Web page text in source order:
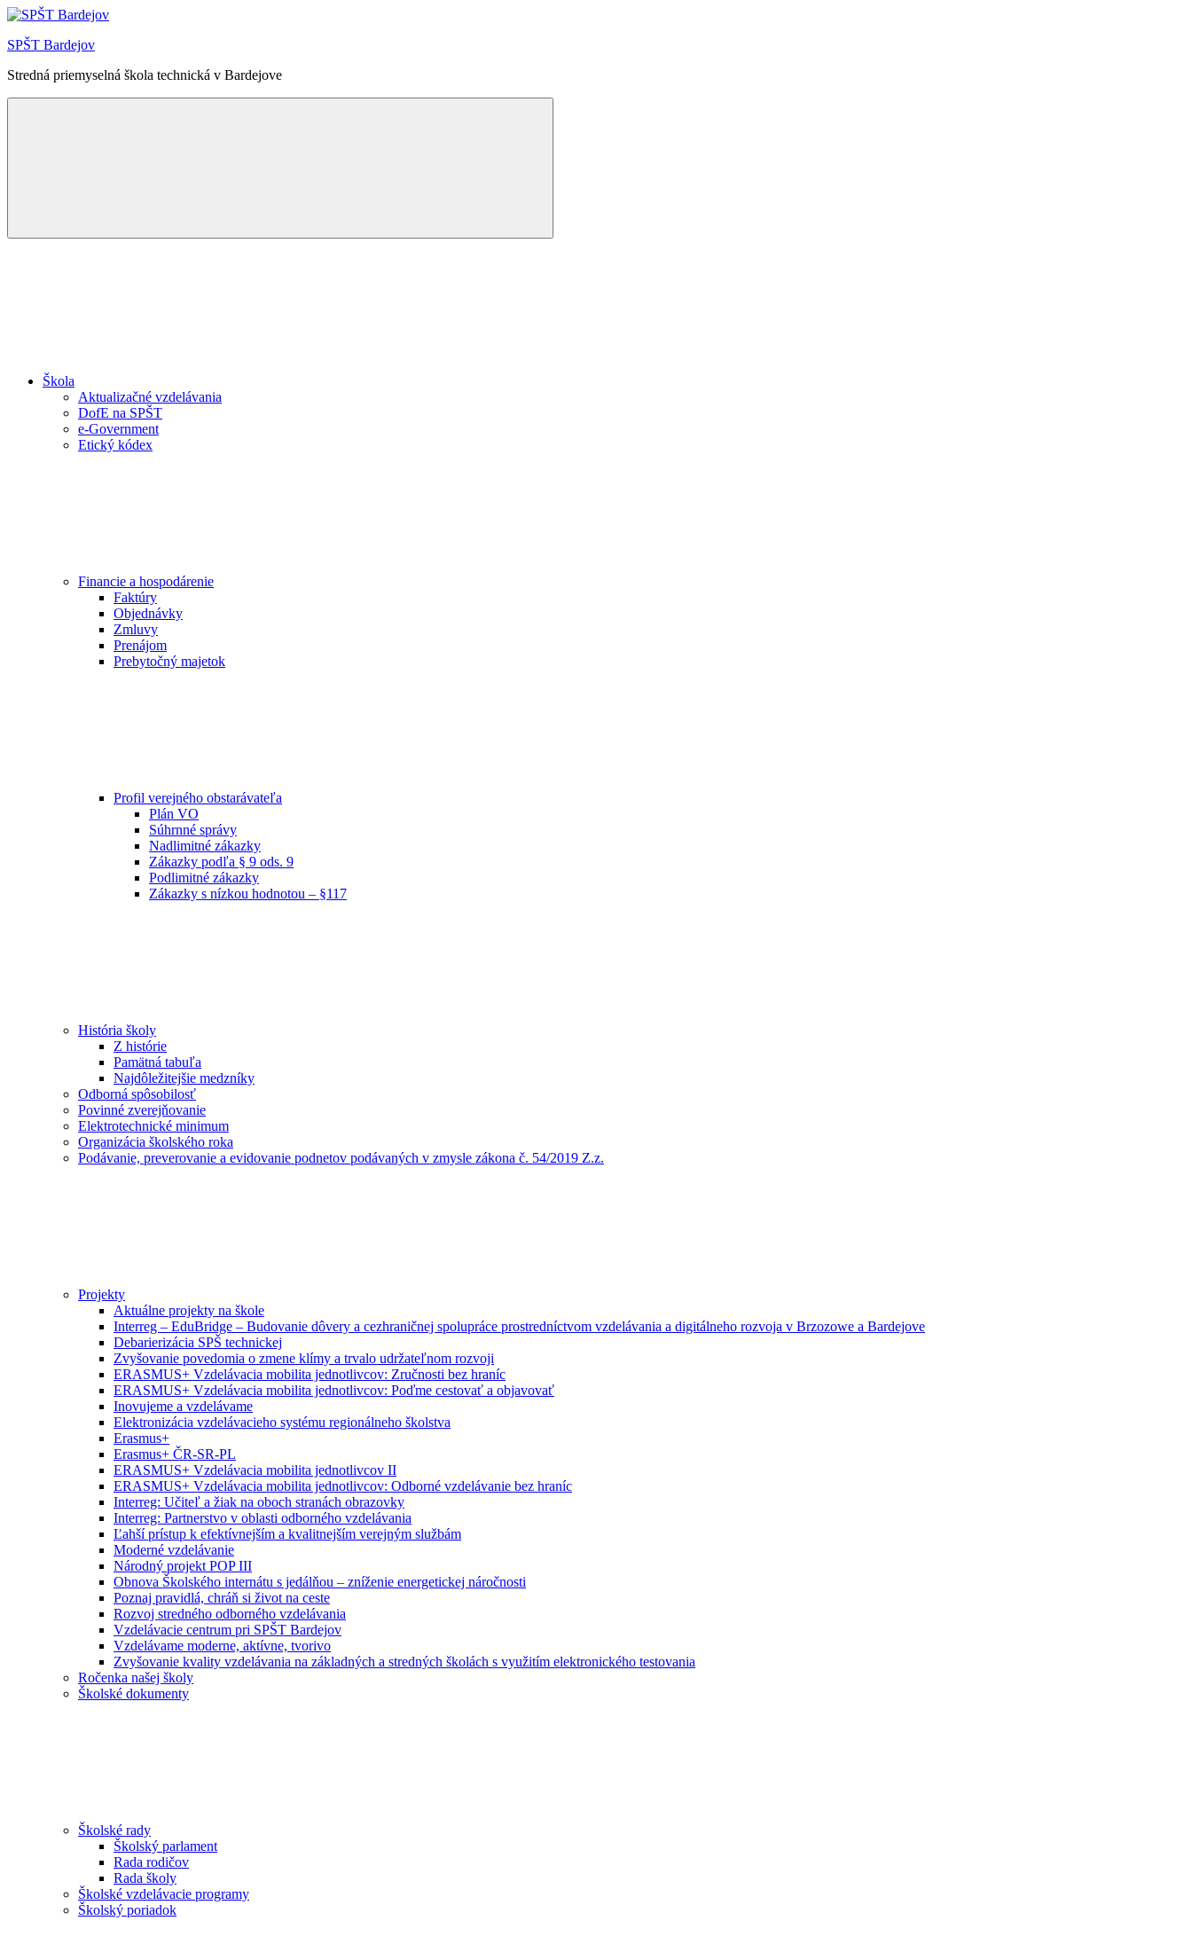
Skip
content
SPŠT Bardejov
Stredná priemyselná škola technická v Bardejove
Menu
Škola
Aktualizačné vzdelávania
DofE na SPŠT
e-Government
Etický kódex
Financie a hospodárenie
Faktúry
Objednávky
Zmluvy
Prenájom
Prebytočný majetok
Profil verejného obstarávateľa
Plán VO
Súhrnné správy
Nadlimitné zákazky
Zákazky podľa § 9 ods. 9
Podlimitné zákazky
Zákazky s nízkou hodnotou – §117
História školy
Z histórie
Pamätná tabuľa
Najdôležitejšie medzníky
Odborná spôsobilosť
Povinné zverejňovanie
Elektrotechnické minimum
Organizácia školského roka
Podávanie, preverovanie a evidovanie podnetov podávaných v zmysle zákona č. 54/2019 Z.z.
Projekty
Aktuálne projekty na škole
Interreg – EduBridge – Budovanie dôvery a cezhraničnej spolupráce prostredníctvom vzdelávania a digitálneho rozvoja v Brzozowe a Bardejove
Debarierizácia SPŠ technickej
Zvyšovanie povedomia o zmene klímy a trvalo udržateľnom rozvoji
ERASMUS+ Vzdelávacia mobilita jednotlivcov: Zručnosti bez hraníc
ERASMUS+ Vzdelávacia mobilita jednotlivcov: Poďme cestovať a objavovať
Inovujeme a vzdelávame
Elektronizácia vzdelávacieho systému regionálneho školstva
Erasmus+
Erasmus+ ČR-SR-PL
ERASMUS+ Vzdelávacia mobilita jednotlivcov II
ERASMUS+ Vzdelávacia mobilita jednotlivcov: Odborné vzdelávanie bez hraníc
Interreg: Učiteľ a žiak na oboch stranách obrazovky
Interreg: Partnerstvo v oblasti odborného vzdelávania
Ľahší prístup k efektívnejším a kvalitnejším verejným službám
Moderné vzdelávanie
Národný projekt POP III
Obnova Školského internátu s jedálňou – zníženie energetickej náročnosti
Poznaj pravidlá, chráň si život na ceste
Rozvoj stredného odborného vzdelávania
Vzdelávacie centrum pri SPŠT Bardejov
Vzdelávame moderne, aktívne, tvorivo
Zvyšovanie kvality vzdelávania na základných a stredných školách s využitím elektronického testovania
Ročenka našej školy
Školské dokumenty
Školské rady
Školský parlament
Rada rodičov
Rada školy
Školské vzdelávacie programy
Školský poriadok